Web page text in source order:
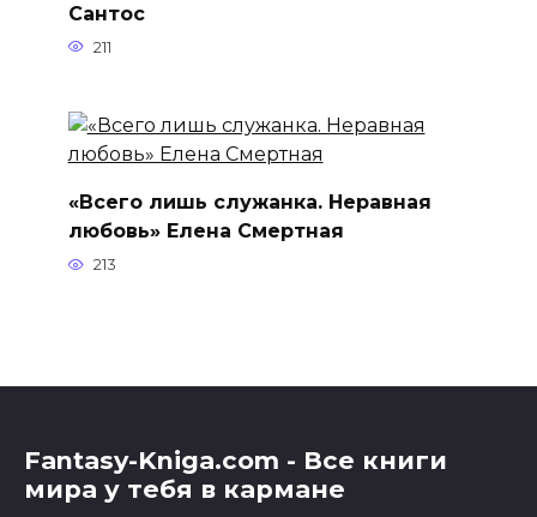
Сантос
211
«Всего лишь служанка. Неравная
любовь» Елена Смертная
213
Fantasy-Kniga.com - Все книги
мира у тебя в кармане